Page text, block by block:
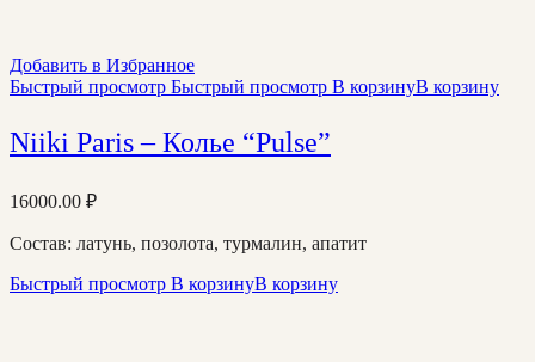
Добавить в Избранное
Быстрый просмотр Быстрый просмотр В корзинуВ корзину
Niiki Paris – Колье “Pulse”
16000.00 ₽
Состав: латунь, позолота, турмалин, апатит
Быстрый просмотр В корзинуВ корзину